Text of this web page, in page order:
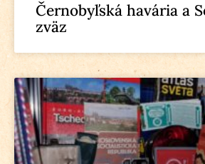
Černobyľská havária a
zväz